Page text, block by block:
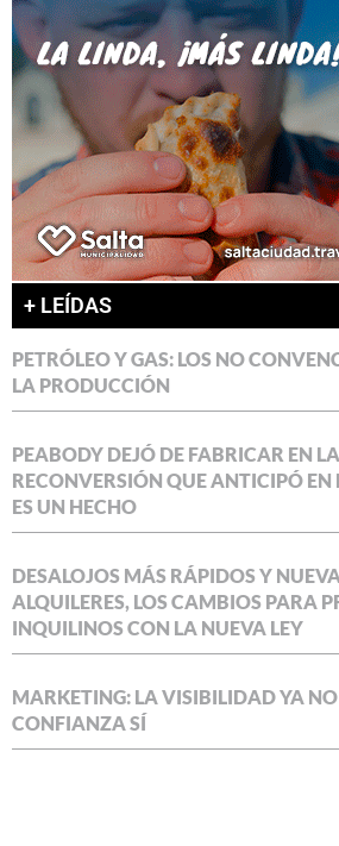
+ LEÍDAS
PETRÓLEO Y GAS: LOS NO
LA PRODUCCIÓN
PEABODY DEJÓ DE FABRICAR EN
RECONVERSIÓN QUE ANTICIPÓ EN
ES UN HECHO
DESALOJOS MÁS RÁPIDOS Y
ALQUILERES, LOS CAMBIOS PARA
INQUILINOS CON LA NUEVA LEY
MARKETING: LA VISIBILIDAD YA
CONFIANZA SÍ